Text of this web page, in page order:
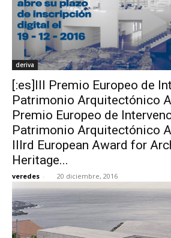
deriva
[:es]III Premio Europeo de
Patrimonio Arquitectónico
Premio Europeo de
Patrimonio Arquitectónico
IIIrd European Award for
Heritage...
veredes - 20 diciembre, 2016